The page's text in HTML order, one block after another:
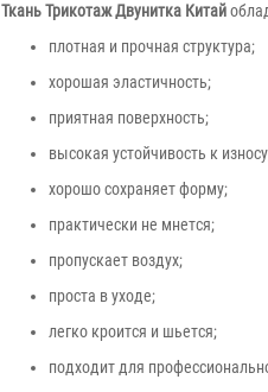
Ткань Трикотаж Двунитка Китай
плотная и прочная структура;
хорошая эластичность;
приятная поверхность;
высокая устойчивость к
хорошо сохраняет форму;
практически не мнется;
пропускает воздух;
проста в уходе;
легко кроится и шьется;
подходит для